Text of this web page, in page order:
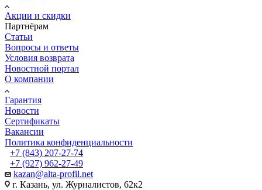
Акции и скидки
Партнёрам
Статьи
Вопросы и ответы
Условия возврата
Новостной портал
О компании
Гарантия
Новости
Сертификаты
Вакансии
Политика конфиденциальности
+7 (843) 207-27-74
+7 (927) 962-27-49
kazan@alta-profil.net
г. Казань, ул. Журналистов, 62к2